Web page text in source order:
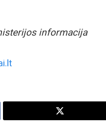
informacija